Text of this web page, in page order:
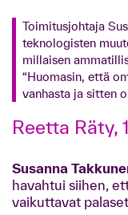
Toimitusjohtaja
teknologisten
millaisen
“Huomasin, että
vanhasta ja sitten
Reetta Räty,
Susanna
havahtui siihen,
vaikuttavat